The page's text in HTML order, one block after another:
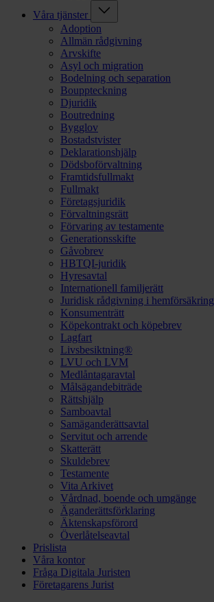
Våra tjänster
Adoption
Allmän rådgivning
Arvskifte
Asyl och migration
Bodelning och separation
Bouppteckning
Djuridik
Boutredning
Bygglov
Bostadstvister
Deklarationshjälp
Dödsboförvaltning
Framtidsfullmakt
Fullmakt
Företagsjuridik
Förvaltningsrätt
Förvaring av testamente
Generationsskifte
Gåvobrev
HBTQI-juridik
Hyresavtal
Internationell familjerätt
Juridisk rådgivning i hemförsäkring
Konsumenträtt
Köpekontrakt och köpebrev
Lagfart
Livsbesiktning®
LVU och LVM
Medlåntagaravtal
Målsägandebiträde
Rättshjälp
Samboavtal
Samäganderättsavtal
Servitut och arrende
Skatterätt
Skuldebrev
Testamente
Vita Arkivet
Vårdnad, boende och umgänge
Äganderättsförklaring
Äktenskapsförord
Överlåtelseavtal
Prislista
Våra kontor
Fråga Digitala Juristen
Företagarens Jurist